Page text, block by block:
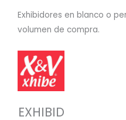
Exhibidores en blanco o
volumen de compra.
EXHIBID